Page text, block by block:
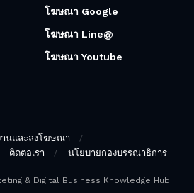
โฆษณา Google
โฆษณา Line@
โฆษณา Youtube
านและลงโฆษณา
ติดต่อเรา นโยบายกองบรรณาธิการ
& Digital Business Knowledge Hub.